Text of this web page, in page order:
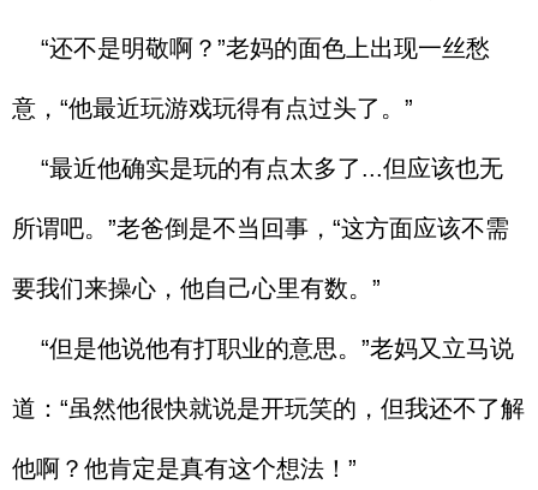
“还不是明敬啊？”老妈的面色上出现一丝愁
意，“他最近玩游戏玩得有点过头了。”
“最近他确实是玩的有点太多了...但应该也无
所谓吧。”老爸倒是不当回事，“这方面应该不需
要我们来操心，他自己心里有数。”
“但是他说他有打职业的意思。”老妈又立马说
道：“虽然他很快就说是开玩笑的，但我还不了解
他啊？他肯定是真有这个想法！”